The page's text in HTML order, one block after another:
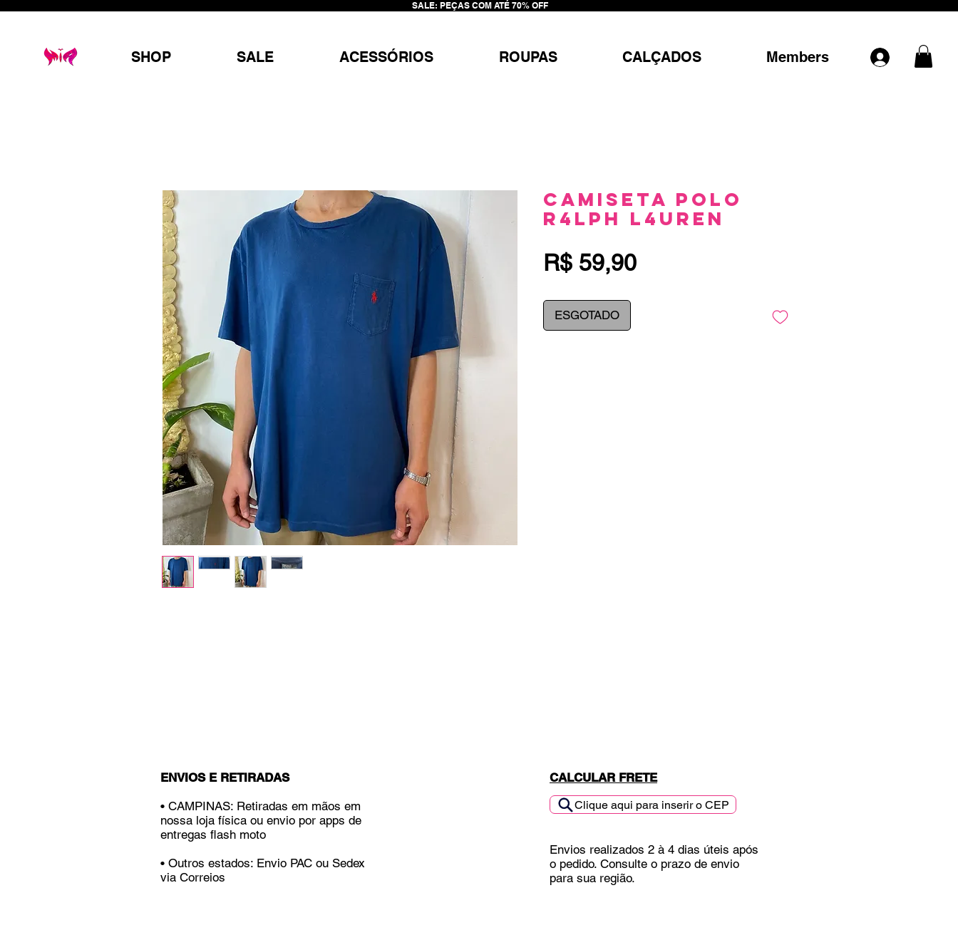
SALE: PEÇAS COM ATÉ 70% OFF
SHOP SALE ACESSÓRIOS ROUPAS CALÇADOS Members
Camiseta Polo
R4lph L4uren
R$ 59,90Preço
ESGOTADO
ENVIOS E RETIRADAS
• CAMPINAS: Retiradas em mãos em
nossa loja física ou envio por apps de
entregas flash moto
• Outros estados: Envio PAC ou Sedex
via Correios
CALCULAR FRETE
Clique aqui para inserir o CEP
Envios realizados 2 à 4 dias úteis após
o pedido. Consulte o prazo de envio
para sua região.